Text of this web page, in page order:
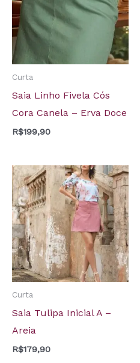
Curta
Saia Linho Fivela Cós
Cora Canela – Erva Doce
R$199,90
Curta
Saia Tulipa Inicial A –
Areia
R$179,90